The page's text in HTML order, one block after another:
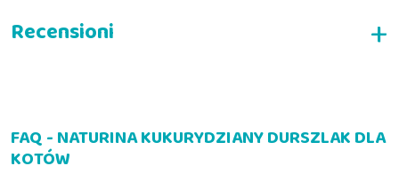
FAQ - NATURINA KUKURYDZIANY DURSZLAK DLA
KOTÓW